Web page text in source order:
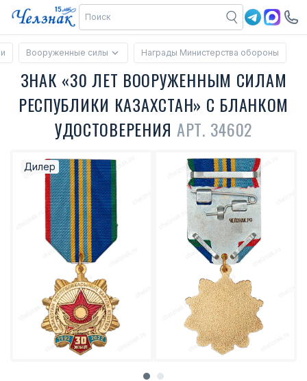
Вооруженные силы Награды Министерства обороны
ЗНАК «30 ЛЕТ ВООРУЖЕННЫМ СИЛАМ
РЕСПУБЛИКИ КАЗАХСТАН» С БЛАНКОМ
УДОСТОВЕРЕНИЯ АРТ. 34602
Дилер